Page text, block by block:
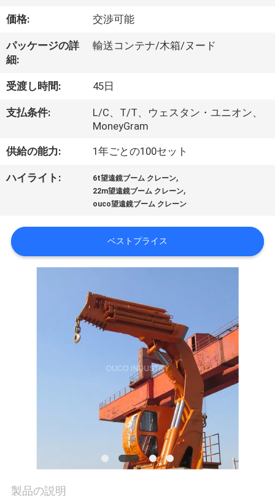
VR
シ
ョ
ー
た
し
ち
に
価格: 交渉可能
パッケージの詳
細:
輸送コンテナ/木箱/ヌード
受渡し時間: 45日
支払条件:
L/C、T/T、ウェスタン・ユニオン、
MoneyGram
供給の能力: 1年ごとの100セット
ハイライト: 6t望遠鏡ブーム クレーン,
22m望遠鏡ブーム クレーン,
ouco望遠鏡ブーム クレーン
ベストプライス
製品の説明